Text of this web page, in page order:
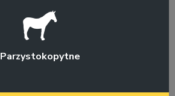
Parzystokopytne